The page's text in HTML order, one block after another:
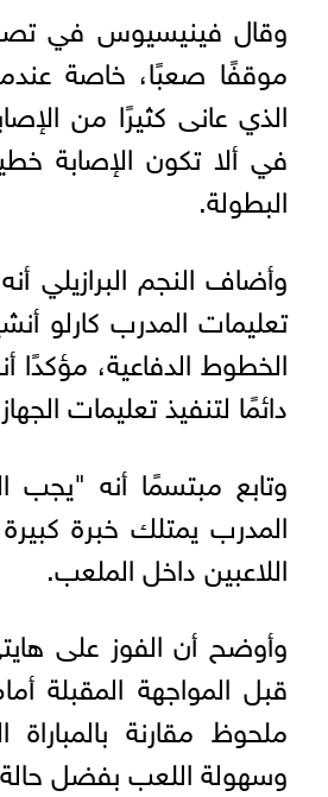
وقال فينيسيوس في
موقفًا صعبًا، خاصة
الذي عانى كثيرًا من
في ألا تكون الإصابة
البطولة.
وأضاف النجم البرازيلي
تعليمات المدرب كارلو
الخطوط الدفاعية، مؤكدًا
دائمًا لتنفيذ تعليمات
وتابع مبتسمًا أنه "يجب
المدرب يمتلك خبرة
اللاعبين داخل الملعب.
وأوضح أن الفوز على
قبل المواجهة المقبلة
ملحوظ مقارنة
وسهولة اللعب بفضل